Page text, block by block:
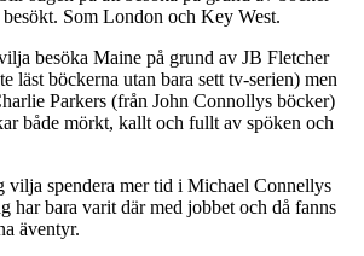
Som London och Key West.
besöka Maine på grund av JB Fletcher
läst böckerna utan bara sett tv-serien) men
Parkers (från John Connollys böcker)
både mörkt, kallt och fullt av spöken och
vilja spendera mer tid i Michael Connellys
har bara varit där med jobbet och då fanns
äventyr.